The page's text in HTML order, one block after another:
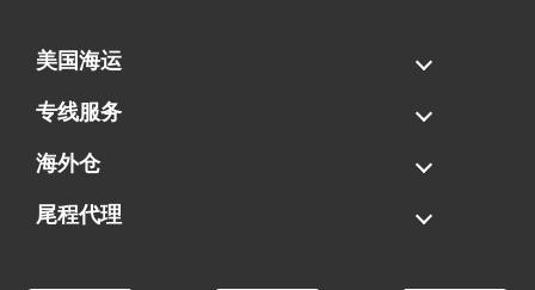
美国海运
海运拼柜
海运整柜
美国海卡
加拿大海运
专线服务
FBA专线直送
超大件专线
AWD专线
电池专线
海外仓
一件代发
FBA中转
贴标换标
拆柜/存储
尾程代理